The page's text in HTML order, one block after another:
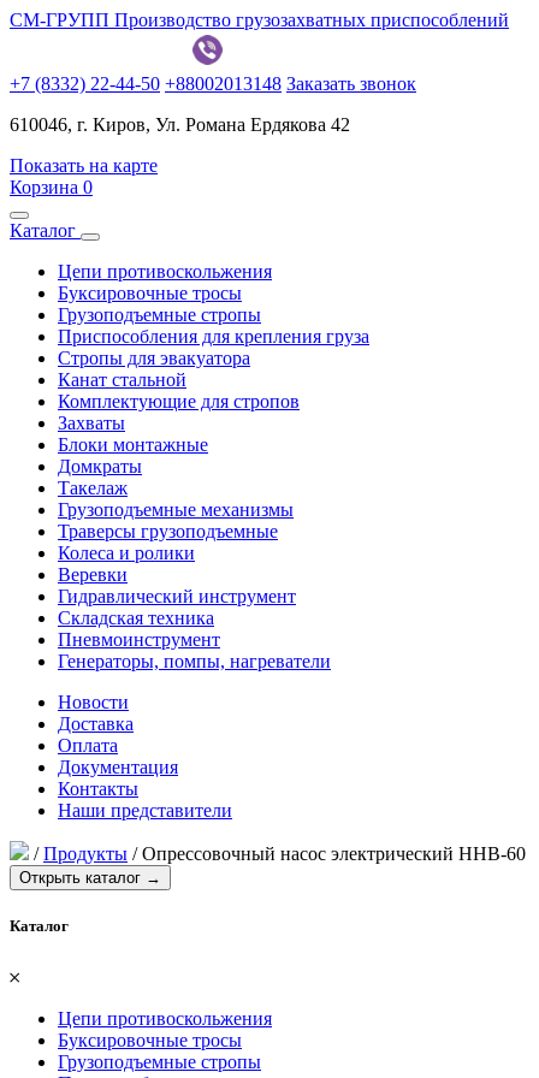
СМ-ГРУПП Производство грузозахватных приспособлений
+7 (8332) 22-44-50 +88002013148 Заказать звонок
610046, г. Киров, Ул. Романа Ердякова 42
Показать на карте
Корзина 0
Каталог
Цепи противоскольжения
Буксировочные тросы
Грузоподъемные стропы
Приспособления для крепления груза
Стропы для эвакуатора
Канат стальной
Комплектующие для стропов
Захваты
Блоки монтажные
Домкраты
Такелаж
Грузоподъемные механизмы
Траверсы грузоподъемные
Колеса и ролики
Веревки
Гидравлический инструмент
Складская техника
Пневмоинструмент
Генераторы, помпы, нагреватели
Новости
Доставка
Оплата
Документация
Контакты
Наши представители
/Продукты /Опрессовочный насос электрический HHB-60
Открыть каталог →
Каталог
𐄂
Цепи противоскольжения
Буксировочные тросы
Грузоподъемные стропы